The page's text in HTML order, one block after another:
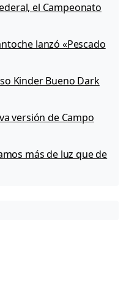
s
el Campeonato
lanzó «Pescado
Kinder Bueno Dark
versión de Campo
más de luz que de